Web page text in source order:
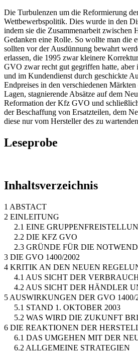
Die Turbulenzen um die Reformierung
Wettbewerbspolitik. Dies wurde in den
indem sie die Zusammenarbeit zwischen
Gedanken eine Rolle. So wollte man die
sollten vor der Ausdünnung bewahrt
erlassen, die 1995 zwar kleinere
GVO zwar recht gut gegriffen hatte, aber
und im Kundendienst durch geschickte
Endpreises in den verschiedenen
Lagen, stagnierende Absätze auf dem
Reformation der Kfz GVO und
der Beschaffung von Ersatzteilen, dem
diese nur vom Hersteller des zu
Leseprobe
Inhaltsverzeichnis
1 ABSTACT
2 EINLEITUNG
2.1 EINE
2.2 DIE KFZ GVO
2.3 GRÜNDE FÜR DIE
3 DIE GVO 1400/2002
4 KRITIK AN DEN NEUEN
4.1 AUS SICHT DER
4.2 AUS SICHT DER HÄNDLER
5 AUSWIRKUNGEN DER GVO 1400/
5.1 STAND 1. OKTOBER 2003
5.2 WAS WIRD DIE ZUKUNFT
6 DIE REAKTIONEN DER
6.1 DAS UMGEHEN MIT DER
6.2 ALLGEMEINE STRATEGIEN